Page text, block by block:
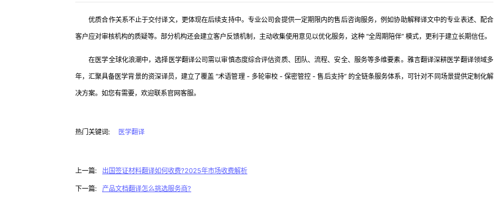
优质合作关系不止于交付译文，更体现在后续支持中。专业公司会提供一定期限内的售后咨询服务，例如协助解释译文中的专业表述、配合
客户应对审核机构的质疑等。部分机构还会建立客户反馈机制，主动收集使用意见以优化服务，这种 “全周期陪伴” 模式，更利于建立长期信任。
在医学全球化浪潮中，选择医学翻译公司需以审慎态度综合评估资质、团队、流程、安全、服务等多维要素。雅言翻译深耕医学翻译领域多
年，汇聚具备医学背景的资深译员，建立了覆盖 “术语管理 - 多轮审校 - 保密管控 - 售后支持” 的全链条服务体系，可针对不同场景提供定制化解
决方案。如您有需要，欢迎联系官网客服。
热门关键词: 医学翻译
上一篇: 出国签证材料翻译如何收费?2025年市场收费解析
下一篇: 产品文档翻译怎么挑选服务商?